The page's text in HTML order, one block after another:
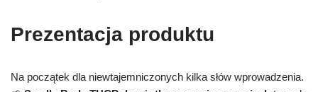
Prezentacja produktu
Na początek dla niewtajemniczonych kilka słów wprowadzenia.